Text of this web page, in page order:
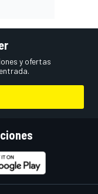
y ofertas